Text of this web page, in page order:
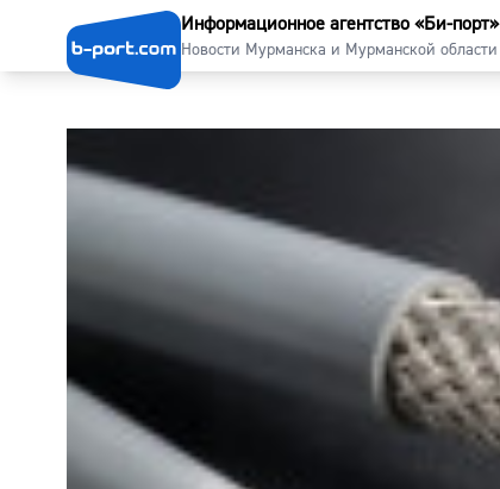
Информационное агентство «Би-порт»
Новости Мурманска и Мурманской области